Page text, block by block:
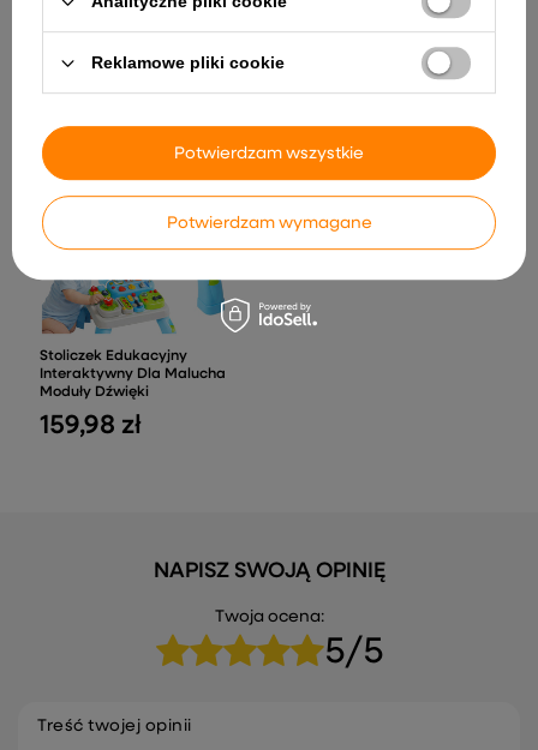
462,87 zł
Dzieci Lodówka Okap Kran
Stoliczek Edukacyjny
Interaktywny Dla Malucha
Moduły Dźwięki
159,98 zł
NAPISZ SWOJĄ OPINIĘ
Twoja ocena:
5/5
Treść twojej opinii
Reklamowe pliki cookie
Potwierdzam wymagane
Potwierdzam wszystkie